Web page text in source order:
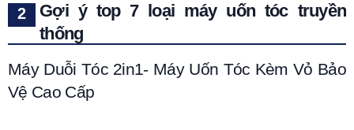
Gợi ý top 7 loại máy uốn tóc truyền
thống
Máy Duỗi Tóc 2in1- Máy Uốn Tóc Kèm Vỏ Bảo
Vệ Cao Cấp